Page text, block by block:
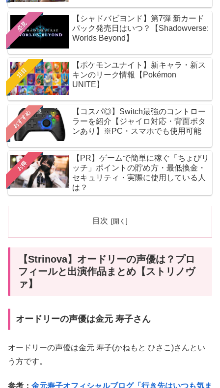
必見
【シャドバビヨンド】第7弾 新カード
パック発売日はいつ？【Shadowverse:
Worlds Beyond】
注目
【ポケモンユナイト】新キャラ・新ス
キンのリーク情報【Pokémon
UNITE】
おすすめ
【コスパ◎】Switch最強のコントロー
ラーを紹介【ジャイロ対応・背面ボタ
ンあり】※PC・スマホでも使用可能
お得
【PR】ゲームで簡単に稼ぐ「ちょびリ
ッチ」ポイントの貯め方・最低換金・
セキュリティ・実際に使用している人
は？
目次
【Strinova】オードリーの声優は？プロ
フィールと出演作品まとめ【ストリノヴ
ァ】
オードリーの声優は金元 寿子さん
オードリーの声優は金元 寿子(かねもと ひさこ)さんとい
う方です。
参考： 金元寿子オフィシャルブログ「行き先はいつも気ま